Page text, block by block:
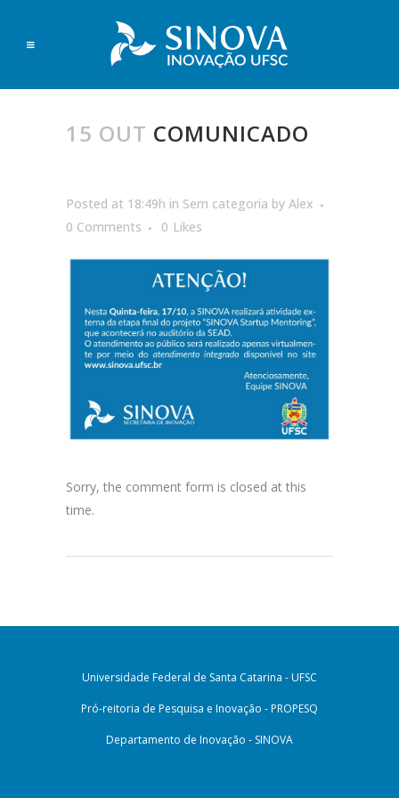
15 OUT COMUNICADO
Posted at 18:49h in Sem categoria by Alex
0 Comments
0 Likes
Sorry, the comment form is closed at this
time.
Universidade Federal de Santa Catarina - UFSC
Pró-reitoria de Pesquisa e Inovação - PROPESQ
Departamento de Inovação - SINOVA